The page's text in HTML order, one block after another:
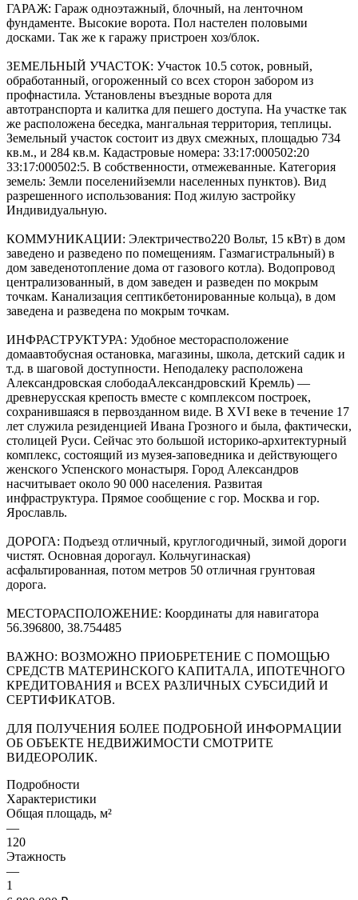
ГАРАЖ: Гараж одноэтажный, блочный, на ленточном
фундаменте. Высокие ворота. Пол настелен половыми
досками. Так же к гаражу пристроен хоз/блок.
ЗЕМЕЛЬНЫЙ УЧАСТОК: Участок 10.5 соток, ровный,
обработанный, огороженный со всех сторон забором из
профнастила. Установлены въездные ворота для
автотранспорта и калитка для пешего доступа. На участке так
же расположена беседка, мангальная территория, теплицы.
Земельный участок состоит из двух смежных, площадью 734
кв.м., и 284 кв.м. Кадастровые номера: 33:17:000502:20
33:17:000502:5. В собственности, отмежеванные. Категория
земель: Земли поселенийземли населенных пунктов). Вид
разрешенного использования: Под жилую застройку
Индивидуальную.
КОММУНИКАЦИИ: Электричество220 Вольт, 15 кВт) в дом
заведено и разведено по помещениям. Газмагистральный) в
дом заведенотопление дома от газового котла). Водопровод
централизованный, в дом заведен и разведен по мокрым
точкам. Канализация септикбетонированные кольца), в дом
заведена и разведена по мокрым точкам.
ИНФРАСТРУКТУРА: Удобное месторасположение
домаавтобусная остановка, магазины, школа, детский садик и
т.д. в шаговой доступности. Неподалеку расположена
Александровская слободаАлександровский Кремль) —
древнерусская крепость вместе с комплексом построек,
сохранившаяся в первозданном виде. В XVI веке в течение 17
лет служила резиденцией Ивана Грозного и была, фактически,
столицей Руси. Сейчас это большой историко-архитектурный
комплекс, состоящий из музея-заповедника и действующего
женского Успенского монастыря. Город Александров
насчитывает около 90 000 населения. Развитая
инфраструктура. Прямое сообщение с гор. Москва и гор.
Ярославль.
ДОРОГА: Подъезд отличный, круглогодичный, зимой дороги
чистят. Основная дорогаул. Кольчугинаская)
асфальтированная, потом метров 50 отличная грунтовая
дорога.
МЕСТОРАСПОЛОЖЕНИЕ: Координаты для навигатора
56.396800, 38.754485
ВАЖНО: ВОЗМОЖНО ПРИОБРЕТЕНИЕ С ПОМОЩЬЮ
СРЕДСТВ МАТЕРИНСКОГО КАПИТАЛА, ИПОТЕЧНОГО
КРЕДИТОВАНИЯ и ВСЕХ РАЗЛИЧНЫХ СУБСИДИЙ И
СЕРТИФИКАТОВ.
ДЛЯ ПОЛУЧЕНИЯ БОЛЕЕ ПОДРОБНОЙ ИНФОРМАЦИИ
ОБ ОБЪЕКТЕ НЕДВИЖИМОСТИ СМОТРИТЕ
ВИДЕОРОЛИК.
Подробности
Характеристики
Общая площадь, м²
—
120
Этажность
—
1